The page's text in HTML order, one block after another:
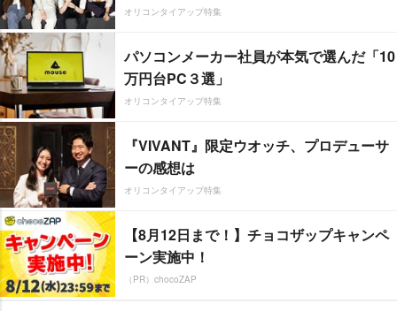
オリコンタイアップ特集
パソコンメーカー社員が本気で選んだ「10
万円台PC３選」
オリコンタイアップ特集
『VIVANT』限定ウオッチ、プロデューサ
ーの感想は
オリコンタイアップ特集
【8月12日まで！】チョコザップキャンペ
ーン実施中！
（PR）chocoZAP